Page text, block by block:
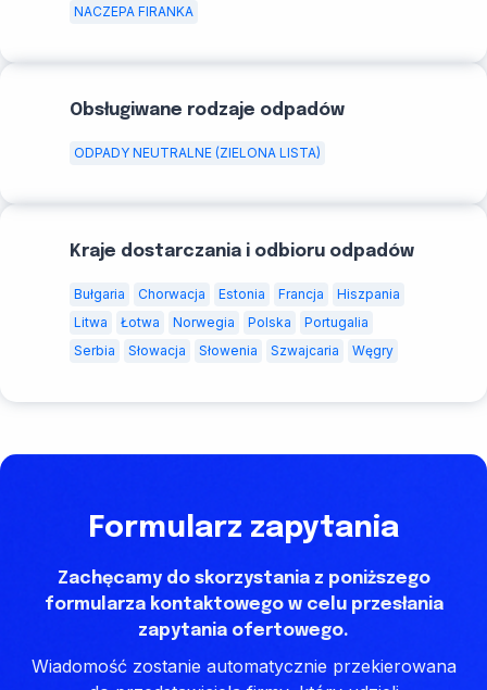
NACZEPA FIRANKA
Obsługiwane rodzaje odpadów
ODPADY NEUTRALNE (ZIELONA LISTA)
Kraje dostarczania i odbioru odpadów
Bułgaria Chorwacja Estonia Francja
Hiszpania
Litwa
Łotwa Norwegia Polska
Portugalia
Serbia
Słowacja Słowenia Szwajcaria Węgry
Formularz zapytania
Zachęcamy do skorzystania z poniższego
formularza kontaktowego w celu przesłania
zapytania ofertowego.
Wiadomość zostanie automatycznie przekierowana